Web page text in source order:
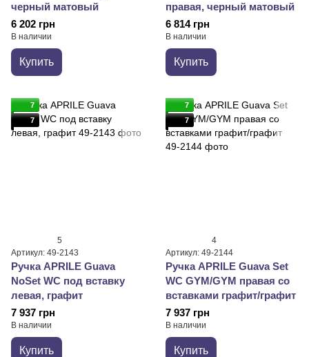
черный матовый
6 202 грн
В наличии
Купить
правая, черный матовый
6 814 грн
В наличии
Купить
7
7
5
Артикул: 49-2143
Ручка APRILE Guava
NoSet WC под вставку
левая, графит
7 937 грн
В наличии
Купить
7
7
4
Артикул: 49-2144
Ручка APRILE Guava Set
WC GYM/GYM правая со
вставками графит/графит
7 937 грн
В наличии
Купить